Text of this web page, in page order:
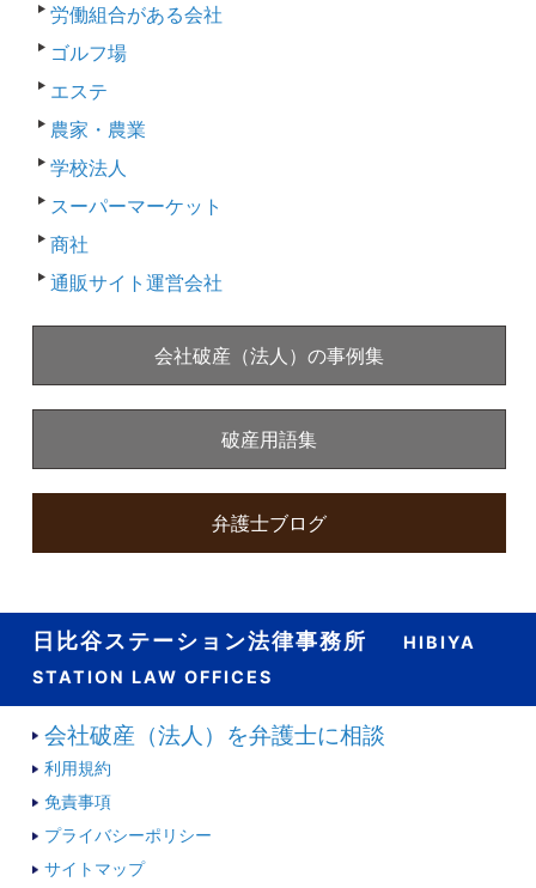
労働組合がある会社
ゴルフ場
エステ
農家・農業
学校法人
スーパーマーケット
商社
通販サイト運営会社
会社破産（法人）の事例集
破産用語集
弁護士ブログ
日比谷ステーション法律事務所
HIBIYA
STATION LAW OFFICES
会社破産（法人）を弁護士に相談
利用規約
免責事項
プライバシーポリシー
サイトマップ